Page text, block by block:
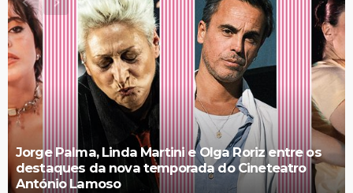
Jorge Palma, Linda Martini e Olga Roriz entre os
destaques da nova temporada do Cineteatro
António Lamoso